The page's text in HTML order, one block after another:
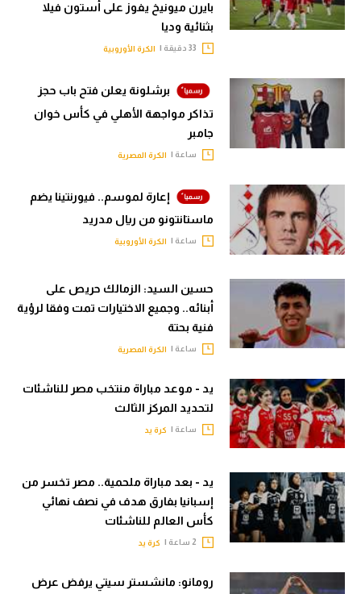
بايرن ميونيخ يفوز على أستون فيلا
بثنائية وديا
الكرة الأوروبية
برشلونة يعلن فتح باب حجز
تذاكر مواجهة الأهلي في كأس خوان
جامبر
ساعة | الكرة المصرية
إعارة لموسم.. فيورنتينا يضم
ماستانتونو من ريال مدريد
ساعة | الكرة الأوروبية
حسين السيد: الزمالك حريص على
أبنائه.. وجميع الاختيارات تمت وفقا لرؤية
فنية بحتة
ساعة | الكرة المصرية
يد - موعد مباراة منتخب مصر للناشئات
لتحديد المركز الثالث
ساعة | كرة يد
يد - بعد مباراة ملحمية.. مصر تخسر من
إسبانيا بفارق هدف في نصف نهائي
كأس العالم للناشئات
كرة يد
رومانو: مانشستر سيتي يرفض عرض